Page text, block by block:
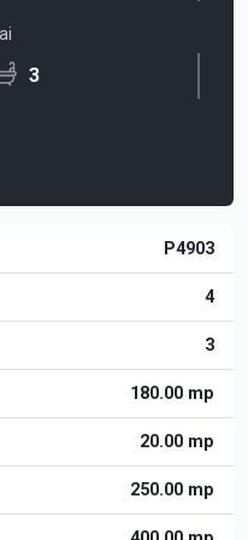
3
P4903
4
3
180.00 mp
20.00 mp
250.00 mp